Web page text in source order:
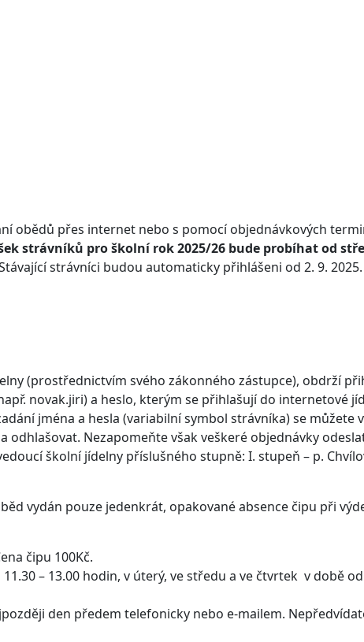
obědů přes internet nebo s pomocí objednávkových
strávníků pro školní rok 2025/26 bude probíhat od
strávníci budou automaticky přihlášeni od 2. 9.
(prostřednictvím svého zákonného zástupce), obdrží
novak.jiri) a heslo, kterým se přihlašují do internetové
jména a hesla (variabilní symbol strávníka) se můžete
Nezapomeňte však veškeré objednávky
školní jídelny příslušného stupně: I. stupeň – p.
vydán pouze jedenkrát, opakované absence čipu při
čipu 100Kč.
– 13.00 hodin, v úterý, ve středu a ve čtvrtek v době
den předem telefonicky nebo e-mailem.